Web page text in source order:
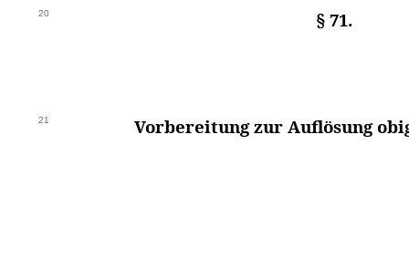
20 § 71.
21 Vorbereitung zur Auflösung